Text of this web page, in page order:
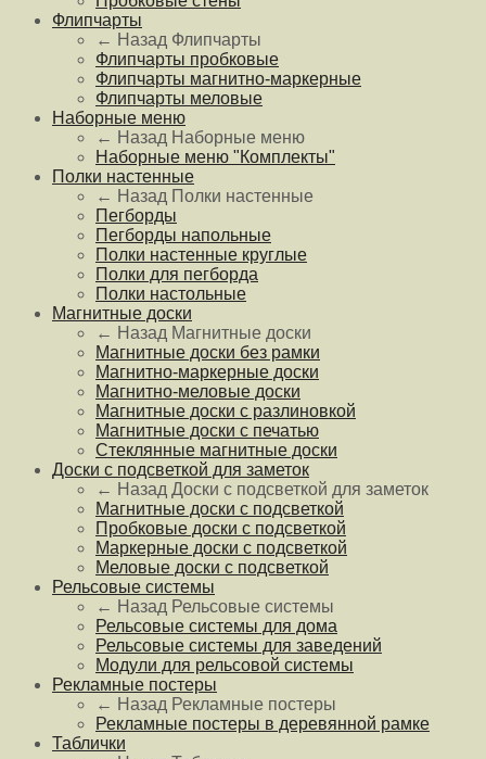
Флипчарты
← Назад Флипчарты
Флипчарты пробковые
Флипчарты магнитно-маркерные
Флипчарты меловые
Наборные меню
← Назад Наборные меню
Наборные меню "Комплекты"
Полки настенные
← Назад Полки настенные
Пегборды
Пегборды напольные
Полки настенные круглые
Полки для пегборда
Полки настольные
Магнитные доски
← Назад Магнитные доски
Магнитные доски без рамки
Магнитно-маркерные доски
Магнитно-меловые доски
Магнитные доски с разлиновкой
Магнитные доски с печатью
Стеклянные магнитные доски
Доски с подсветкой для заметок
← Назад Доски с подсветкой для заметок
Магнитные доски с подсветкой
Пробковые доски с подсветкой
Маркерные доски с подсветкой
Меловые доски с подсветкой
Рельсовые системы
← Назад Рельсовые системы
Рельсовые системы для дома
Рельсовые системы для заведений
Модули для рельсовой системы
Рекламные постеры
← Назад Рекламные постеры
Рекламные постеры в деревянной рамке
Таблички